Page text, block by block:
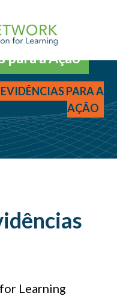
para a Ação
PARA A
AÇÃO
Learning